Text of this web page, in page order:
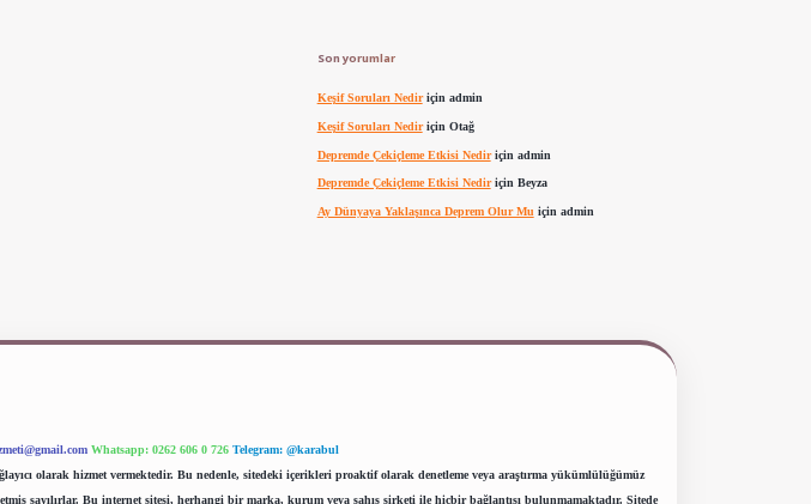
Son yorumlar
Keşif Soruları Nediriçin admin
Keşif Soruları Nediriçin Otağ
Depremde Çekiçleme Etkisi Nediriçin admin
Depremde Çekiçleme Etkisi Nediriçin Beyza
Ay Dünyaya Yaklaşınca Deprem Olur Mu için admin
Whatsapp: 0262 606 0 726 Telegram: @karabul
olarak hizmet vermektedir. Bu nedenle, sitedeki içerikleri proaktif olarak denetleme veya araştırma yükümlülüğümüz
sayılırlar. Bu internet sitesi, herhangi bir marka, kurum veya şahıs şirketi ile hiçbir bağlantısı bulunmamaktadır. Sitede